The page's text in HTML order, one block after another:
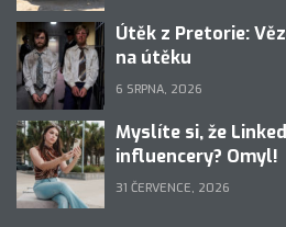
Útěk z Pretorie:
na útěku
6 SRPNA, 2026
Myslíte si, že
influencery? Omyl!
31 ČERVENCE, 2026